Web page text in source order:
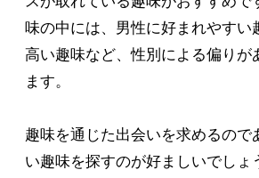
味の中には、男性に好まれやすい
高い趣味など、性別による偏りが
ます。
趣味を通じた出会いを求めるので
い趣味を探すのが好ましいでしょ